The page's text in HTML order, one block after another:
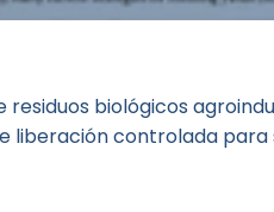
residuos biológicos
liberación controlada